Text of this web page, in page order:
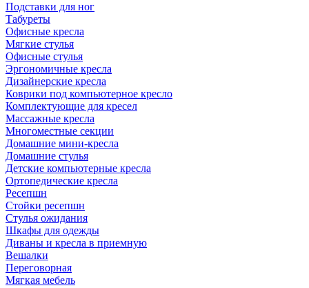
Подставки для ног
Табуреты
Офисные кресла
Мягкие стулья
Офисные стулья
Эргономичные кресла
Дизайнерские кресла
Коврики под компьютерное кресло
Комплектующие для кресел
Массажные кресла
Многоместные секции
Домашние мини-кресла
Домашние стулья
Детские компьютерные кресла
Ортопедические кресла
Ресепшн
Стойки ресепшн
Стулья ожидания
Шкафы для одежды
Диваны и кресла в приемную
Вешалки
Переговорная
Мягкая мебель